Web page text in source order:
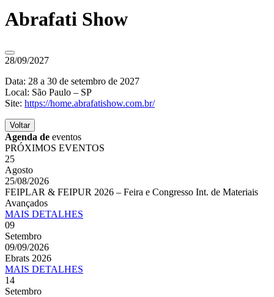
Abrafati Show
28/09/2027
Data: 28 a 30 de setembro de 2027
Local: São Paulo – SP
Site: https://home.abrafatishow.com.br/
Voltar
Agenda de eventos
PRÓXIMOS EVENTOS
25
Agosto
25/08/2026
FEIPLAR & FEIPUR 2026 – Feira e Congresso Int. de Materiais
Avançados
MAIS DETALHES
09
Setembro
09/09/2026
Ebrats 2026
MAIS DETALHES
14
Setembro